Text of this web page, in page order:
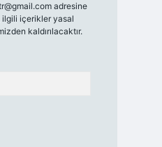
adresine
içerikler yasal
kaldırılacaktır.